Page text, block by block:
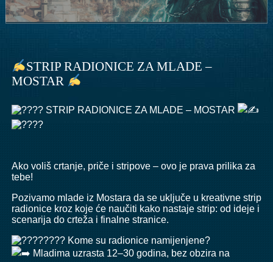
STRIP RADIONICE ZA MLADE –
MOSTAR
STRIP RADIONICE ZA MLADE – MOSTAR
Ako voliš crtanje, priče i stripove – ovo je prava prilika za
tebe!
Pozivamo mlade iz Mostara da se uključe u kreativne strip
radionice kroz koje će naučiti kako nastaje strip: od ideje i
scenarija do crteža i finalne stranice.
Kome su radionice namijenjene?
Mladima uzrasta 12–30 godina, bez obzira na